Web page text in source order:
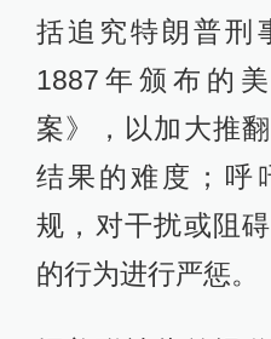
括追究特朗普刑
1887年颁布的
案》，以加大推
结果的难度；呼
规，对干扰或阻
的行为进行严惩。